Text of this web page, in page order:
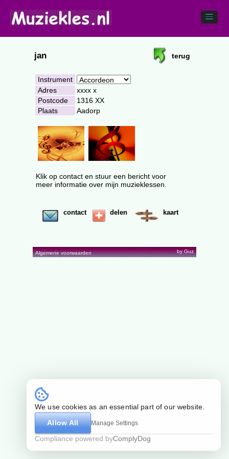
jan terug
Instrument
Adres
xxxx x
Postcode
1316 XX
Plaats
Aadorp
Klik op contact en stuur een bericht voor
meer informatie over mijn muzieklessen.
contact delen kaart
Algemene voorwaarden by Guz
We use cookies as an essential part of our website.
Allow All
Manage Settings
Compliance powered byComplyDog